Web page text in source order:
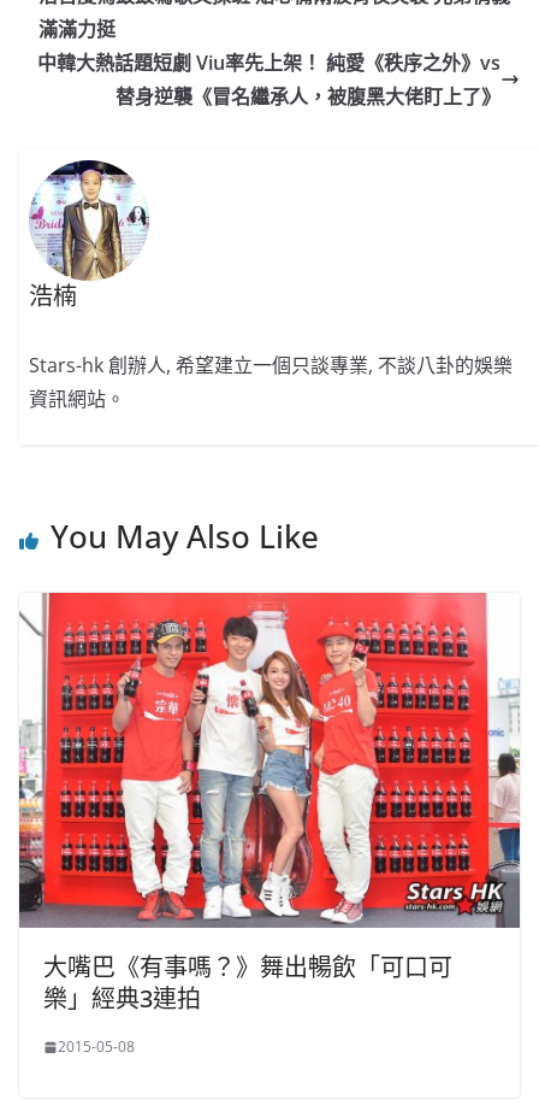
o
o o p k
滿滿力挺
中韓大熱話題短劇 Viu率先上架！ 純愛《秩序之外》vs
替身逆襲《冒名繼承人，被腹黑大佬盯上了》
浩楠
Stars-hk 創辦人, 希望建立一個只談專業, 不談八卦的娛樂
資訊網站。
You May Also Like
大嘴巴《有事嗎？》舞出暢飲「可口可
樂」經典3連拍
2015-05-08